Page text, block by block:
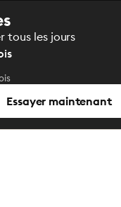
tous les jours
Essayer maintenant